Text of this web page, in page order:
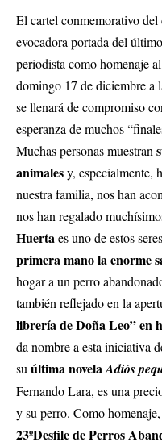
El cartel conmemorativo
evocadora portada del
periodista como homenaje
domingo 17 de diciembre a
se llenará de compromiso
esperanza de muchos
Muchas personas muestran
animalesy, especialmente,
nuestra familia, nos han
nos han regalado
Huertaes uno de estos
primera mano la enorme
hogar a un perro
también reflejado en la
librería de Doña Leo” en
da nombre a esta iniciativa
su última novelaAdiós
Fernando Lara, es una
y su perro. Como
23ºDesfile de Perros